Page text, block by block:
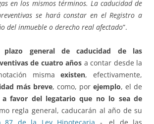
en los mismos términos. La caducidad de
se hará constar en el Registro a
del inmueble o derecho real afectado”.
general de caducidad de las
de cuatro años a contar desde la
mismaexisten, efectivamente,
más breve, como, por ejemplo, el de
a favor del legatario que no lo sea de
regla general, caducarán al año de su